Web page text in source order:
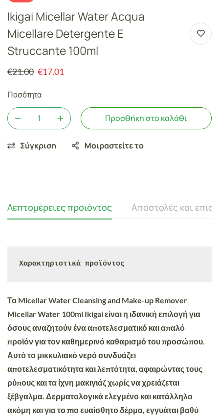
Ikigai Micellar Water Acqua
Micellare Detergente E
Struccante 100ml
€21.00 €17.01
Ποσότητα
Προσθήκη στο καλάθι
Σύγκριση Μοιραστείτε το
Λεπτομέρειες προιόντος Αποστολές και
Χαρακτηριστικά προϊόντος
Το Micellar Water Cleansing and Make-up Remover
Micellar Water 100ml Ikigaiείναι η ιδανική επιλογή για
όσους αναζητούν ένα αποτελεσματικό και απαλό
προϊόν για τον καθημερινό καθαρισμό του προσώπου.
Αυτό το μικκυλιακό νερόσυνδυάζει
αποτελεσματικότητα και λεπτότητα, αφαιρώντας τους
ρύπους και τα ίχνη μακιγιάζ χωρίς να χρειάζεται
ξέβγαλμα. Δερματολογικά ελεγμένο και κατάλληλο
ακόμη και για το πιο ευαίσθητο δέρμα, εγγυάται βαθύ